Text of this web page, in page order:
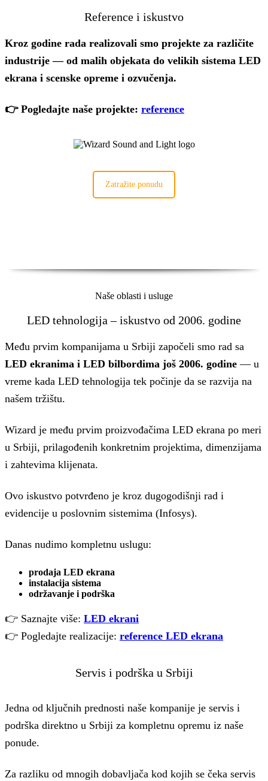
Reference i iskustvo
Kroz godine rada realizovali smo projekte za različite
industrije — od malih objekata do velikih sistema LED
ekrana i scenske opreme i ozvučenja.
👉 Pogledajte naše projekte: reference
Zatražite ponudu
Naše oblasti i usluge
LED tehnologija – iskustvo od 2006. godine
Među prvim kompanijama u Srbiji započeli smo rad sa
LED ekranima i LED bilbordima još 2006. godine — u
vreme kada LED tehnologija tek počinje da se razvija na
našem tržištu.
Wizard je među prvim proizvođačima LED ekrana po meri
u Srbiji, prilagođenih konkretnim projektima, dimenzijama
i zahtevima klijenata.
Ovo iskustvo potvrđeno je kroz dugogodišnji rad i
evidencije u poslovnim sistemima (Infosys).
Danas nudimo kompletnu uslugu:
prodaja LED ekrana
instalacija sistema
održavanje i podrška
👉 Saznajte više: LED ekrani
👉 Pogledajte realizacije: reference LED ekrana
Servis i podrška u Srbiji
Jedna od ključnih prednosti naše kompanije je servis i
podrška direktno u Srbiji za kompletnu opremu iz naše
ponude.
Za razliku od mnogih dobavljača kod kojih se čeka servis